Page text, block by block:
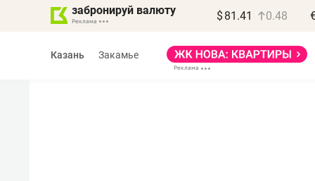
забронируй валюту $ 81.41 0.48
Казань Закамье